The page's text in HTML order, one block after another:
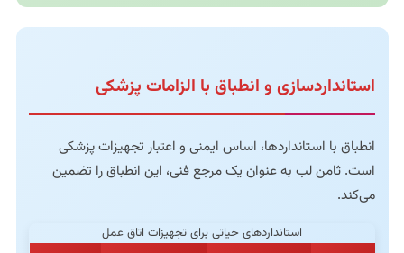
استانداردسازی و انطباق با الزامات پزشکی
انطباق با استانداردها، اساس ایمنی و اعتبار تجهیزات پزشکی
است. ثامن لب به عنوان یک مرجع فنی، این انطباق را تضمین
می‌کند.
استانداردهای حیاتی برای تجهیزات اتاق عمل